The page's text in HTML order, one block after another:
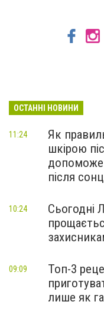
ОСТАННІ НОВИНИ
Як
шкірою
допоможе
після
11:24
Сьогодні
10:24
Топ-3
лише як
09:09